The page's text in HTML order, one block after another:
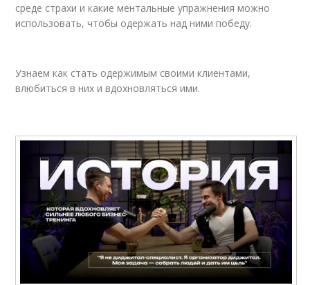
среде страхи и какие ментальные упражнения можно
использовать, чтобы одержать над ними победу.
Узнаем как стать одержимым своими клиентами,
влюбиться в них и вдохновляться ими.